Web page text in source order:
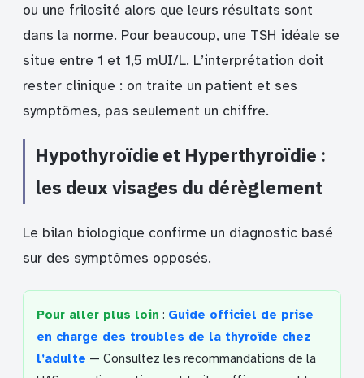
ou une frilosité alors que leurs résultats sont
dans la norme. Pour beaucoup, une TSH idéale se
situe entre 1 et 1,5 mUI/L. L’interprétation doit
rester clinique : on traite un patient et ses
symptômes, pas seulement un chiffre.
Hypothyroïdie et Hyperthyroïdie :
les deux visages du dérèglement
Le bilan biologique confirme un diagnostic basé
sur des symptômes opposés.
Pour aller plus loin : Guide officiel de prise
en charge des troubles de la thyroïde chez
l’adulte — Consultez les recommandations de la